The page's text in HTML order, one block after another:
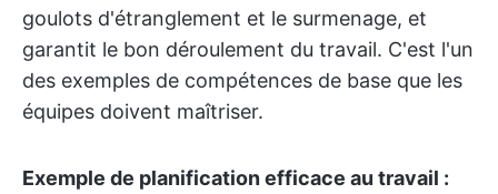
goulots d'étranglement et le surmenage, et
garantit le bon déroulement du travail. C'est l'un
des exemples de compétences de base que les
équipes doivent maîtriser.
Exemple de planification efficace au travail :